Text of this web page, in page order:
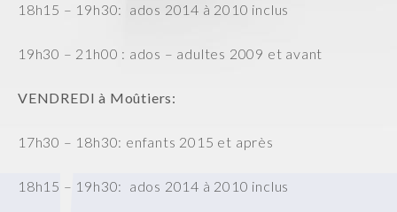
18h15 – 19h30: ados 2014 à 2010 inclus
19h30 – 21h00 : ados – adultes 2009 et avant
VENDREDI à Moûtiers:
17h30 – 18h30: enfants 2015 et après
18h15 – 19h30: ados 2014 à 2010 inclus